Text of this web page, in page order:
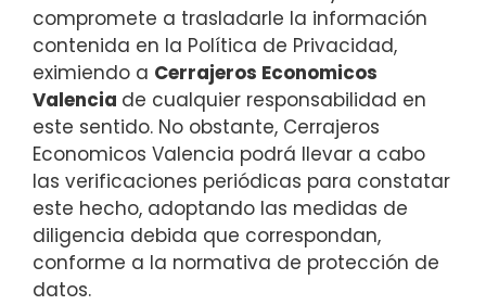
compromete a trasladarle la información
contenida en la Política de Privacidad,
eximiendo a Cerrajeros Economicos
Valencia de cualquier responsabilidad en
este sentido. No obstante, Cerrajeros
Economicos Valencia podrá llevar a cabo
las verificaciones periódicas para constatar
este hecho, adoptando las medidas de
diligencia debida que correspondan,
conforme a la normativa de protección de
datos.